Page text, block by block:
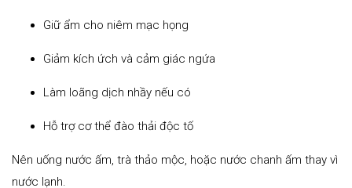
Giữ ẩm cho niêm mạc họng
Giảm kích ứch và cảm giác ngứa
Làm loãng dịch nhầy nếu có
Hỗ trợ cơ thể đào thải độc tố
Nên uống nước ấm, trà thảo mộc, hoặc nước chanh ấm thay vì
nước lạnh.